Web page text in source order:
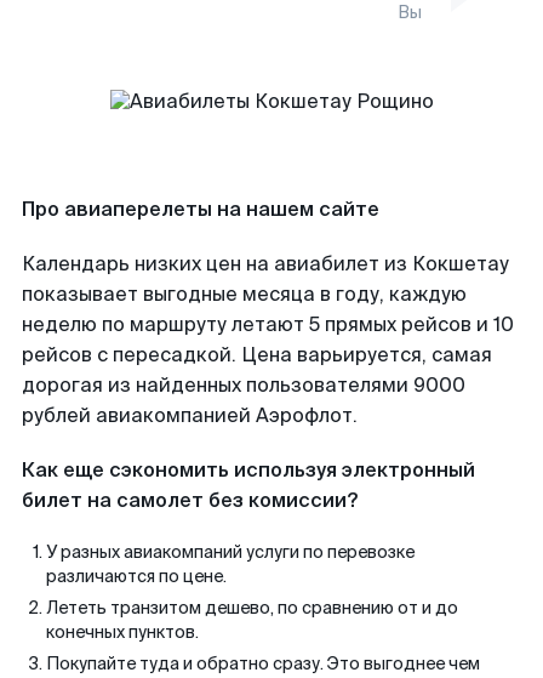
Вы
Про авиаперелеты на нашем сайте
Календарь низких цен на авиабилет из Кокшетау
показывает выгодные месяца в году, каждую
неделю по маршруту летают 5 прямых рейсов и 10
рейсов с пересадкой. Цена варьируется, самая
дорогая из найденных пользователями 9000
рублей авиакомпанией Аэрофлот.
Как еще сэкономить используя электронный
билет на самолет без комиссии?
У разных авиакомпаний услуги по перевозке
различаются по цене.
Лететь транзитом дешево, по сравнению от и до
конечных пунктов.
Покупайте туда и обратно сразу. Это выгоднее чем